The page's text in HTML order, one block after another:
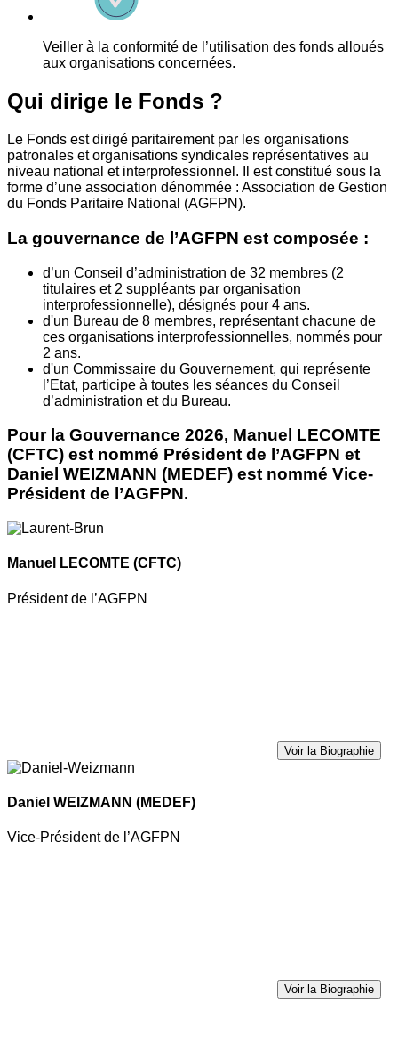
Veiller à la conformité de l’utilisation des fonds alloués
aux organisations concernées.
Qui dirige le Fonds ?
Le Fonds est dirigé paritairement par les organisations
patronales et organisations syndicales représentatives au
niveau national et interprofessionnel. Il est constitué sous la
forme d’une association dénommée : Association de Gestion
du Fonds Paritaire National (AGFPN).
La gouvernance de l’AGFPN est composée :
d’un Conseil d’administration de 32 membres (2
titulaires et 2 suppléants par organisation
interprofessionnelle), désignés pour 4 ans.
d'un Bureau de 8 membres, représentant chacune de
ces organisations interprofessionnelles, nommés pour
2 ans.
d'un Commissaire du Gouvernement, qui représente
l’Etat, participe à toutes les séances du Conseil
d’administration et du Bureau.
Pour la Gouvernance 2026, Manuel LECOMTE
(CFTC) est nommé Président de l’AGFPN et
Daniel WEIZMANN (MEDEF) est nommé Vice-
Président de l’AGFPN.
Manuel LECOMTE (CFTC)
Président de l’AGFPN
Voir la Biographie
Daniel WEIZMANN (MEDEF)
Vice-Président de l’AGFPN
Voir la Biographie